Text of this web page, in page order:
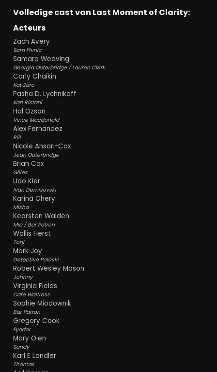
Volledige cast van Last Moment of Clarity:
Acteurs
Zach Avery
Sam Pivnic
Samara Weaving
Georgia Outerbridge / Lauren Clerk
Carly Chaikin
Kat Zaro
Pasha D. Lychnikoff
Karl Ristani
Hal Ozsan
Vince Macdonald
Alex Fernandez
Bill
Nicole Ansari-Cox
Jean Outerbridge
Brian Cox
Gilles
Udo Kier
Ivan Demisovski
Karina Chery
Misha
Kearsten Walden
Mia / Bar Patron
Wallis Herst
Toni
Mark Joy
Detective Poloski
Robert Wesley Mason
Johnny
Virginia Fields
Cafe Waitress
Sophie Miodownik
Bar Patron
Gregory Cook
Fyodor
Mary Oien
Sandy
Karl E Landler
Thomas